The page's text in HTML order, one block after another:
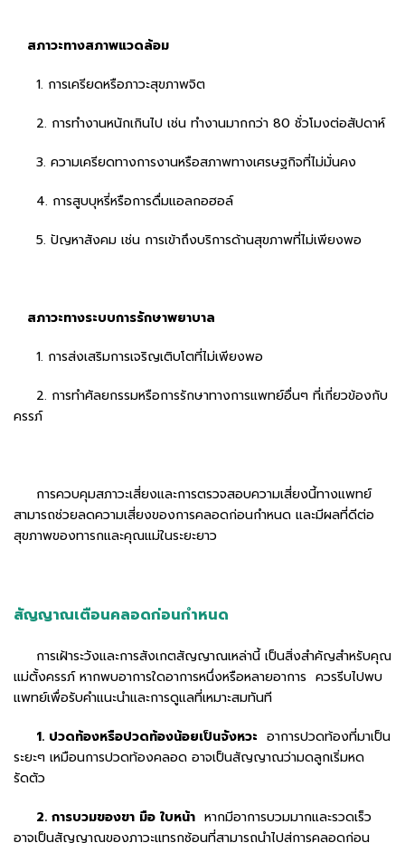
สภาวะทางสภาพแวดล้อม
1. การเครียดหรือภาวะสุขภาพจิต
2. การทำงานหนักเกินไป เช่น ทำงานมากกว่า 80 ชั่วโมงต่อสัปดาห์
3. ความเครียดทางการงานหรือสภาพทางเศรษฐกิจที่ไม่มั่นคง
4. การสูบบุหรี่หรือการดื่มแอลกอฮอล์
5. ปัญหาสังคม เช่น การเข้าถึงบริการด้านสุขภาพที่ไม่เพียงพอ
สภาวะทางระบบการรักษาพยาบาล
1. การส่งเสริมการเจริญเติบโตที่ไม่เพียงพอ
2. การทำศัลยกรรมหรือการรักษาทางการแพทย์อื่นๆ ที่เกี่ยวข้องกับ
ครรภ์
การควบคุมสภาวะเสี่ยงและการตรวจสอบความเสี่ยงนี้ทางแพทย์
สามารถช่วยลดความเสี่ยงของการคลอดก่อนกำหนด และมีผลที่ดีต่อ
สุขภาพของทารกและคุณแม่ในระยะยาว
สัญญาณเตือนคลอดก่อนกำหนด
การเฝ้าระวังและการสังเกตสัญญาณเหล่านี้ เป็นสิ่งสำคัญสำหรับคุณ
แม่ตั้งครรภ์ หากพบอาการใดอาการหนึ่งหรือหลายอาการ ควรรีบไปพบ
แพทย์เพื่อรับคำแนะนำและการดูแลที่เหมาะสมทันที
1. ปวดท้องหรือปวดท้องน้อยเป็นจังหวะ อาการปวดท้องที่มาเป็น
ระยะๆ เหมือนการปวดท้องคลอด อาจเป็นสัญญาณว่ามดลูกเริ่มหด
รัดตัว
2. การบวมของขา มือ ใบหน้า หากมีอาการบวมมากและรวดเร็ว
อาจเป็นสัญญาณของภาวะแทรกซ้อนที่สามารถนำไปสู่การคลอดก่อน